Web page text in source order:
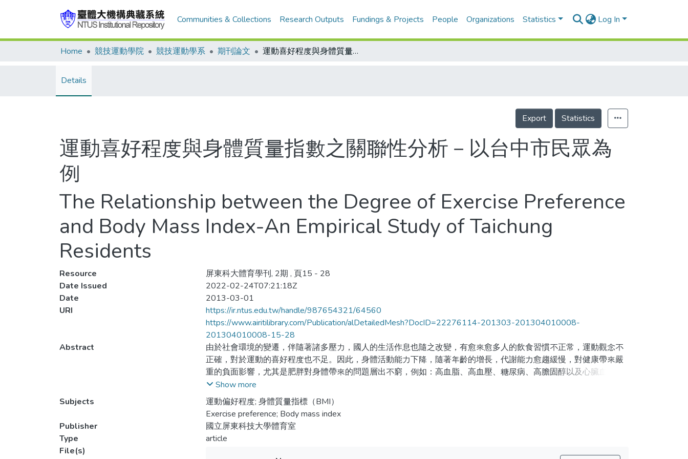
Communities & Collections Research Outputs Fundings & Projects People Organizations Statistics Log In
Home 競技運動學院 競技運動學系 期刊論文 運動喜好程度與身體質量指數之關聯性分析－以台中市民眾為例
Details
Export Statistics
運動喜好程度與身體質量指數之關聯性分析－以台中市民眾為
例
The Relationship between the Degree of Exercise Preference
and Body Mass Index-An Empirical Study of Taichung
Residents
Resource
屏東科大體育學刊, 2期 , 頁15 - 28
Date Issued
2022-02-24T07:21:18Z
Date
2013-03-01
URI
https://ir.ntus.edu.tw/handle/987654321/64560
https://www.airitilibrary.com/Publication/alDetailedMesh?DocID=22276114-201303-201304010008-
201304010008-15-28
Abstract
由於社會環境的變遷，伴隨著諸多壓力，國人的生活作息也隨之改變，有愈來愈多人的飲食習慣不正常，運動觀念不
正確，對於運動的喜好程度也不足。因此，身體活動能力下降，隨著年齡的增長，代謝能力愈趨緩慢，對健康帶來嚴
重的負面影響，尤其是肥胖對身體帶來的問題層出不窮，例如：高血脂、高血壓、糖尿病、高膽固醇以及心臟血管病
變等疾病，都與肥胖有關。本文從民眾對於運動的喜好程度切入，針對台中地區民眾進行問卷抽樣調查，利用描述性
統計、交叉分析與獨立性檢定方式，藉此了解不同年齡層、性別之運動喜好情況，並且研究不同運動喜好程度的民眾
與其本身之身體質量指數之間的關聯性。研究結果發現，不同的性別與年齡層，他們的運動偏好程度各不相同，且其
身體質量指數也有所差異。運動喜好程度確實與其身體質量值有密切的關係。亦即，愈喜歡運動的民眾，顯示出其有
較好的身體質量值，反之則愈差。
Show more
Subjects
運動偏好程度; 身體質量指標（BMI）
Exercise preference; Body mass index
Publisher
國立屏東科技大學體育室
Type
article
File(s)